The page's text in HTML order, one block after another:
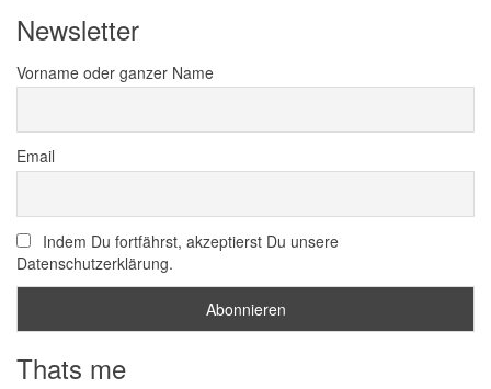
Newsletter
Vorname oder ganzer Name
Email
Indem Du fortfährst, akzeptierst Du unsere
Datenschutzerklärung.
Thats me